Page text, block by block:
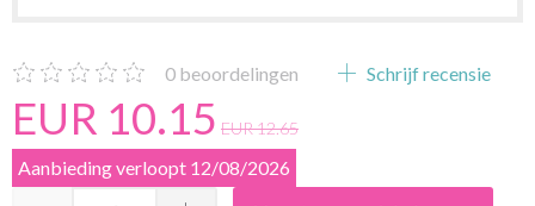
0 beoordelingen Schrijf recensie
EUR 10.15 EUR 12.65
Aanbieding verloopt 12/08/2026